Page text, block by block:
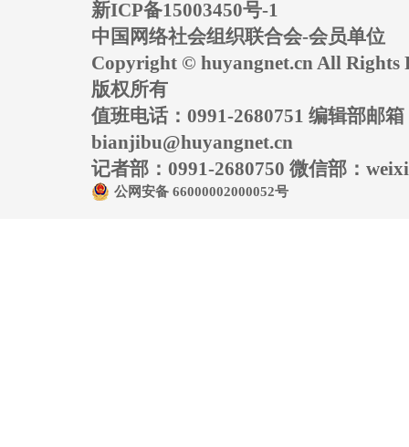
新ICP备15003450号-1
中国网络社会组织联合会-会员单位
Copyright © huyangnet.cn All Rights
版权所有
值班电话：0991-2680751 编辑部邮箱
bianjibu@huyangnet.cn
记者部：0991-2680750 微信部：
公网安备 66000002000052号